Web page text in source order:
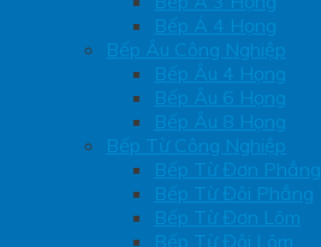
Bếp Á 4 Họng
Bếp Âu Công Nghiệp
Bếp Âu 4 Họng
Bếp Âu 6 Họng
Bếp Âu 8 Họng
Bếp Từ Công Nghiệp
Bếp Từ Đơn Phẳng
Bếp Từ Đôi Phẳng
Bếp Từ Đơn Lõm
Bếp Từ Đôi Lõm